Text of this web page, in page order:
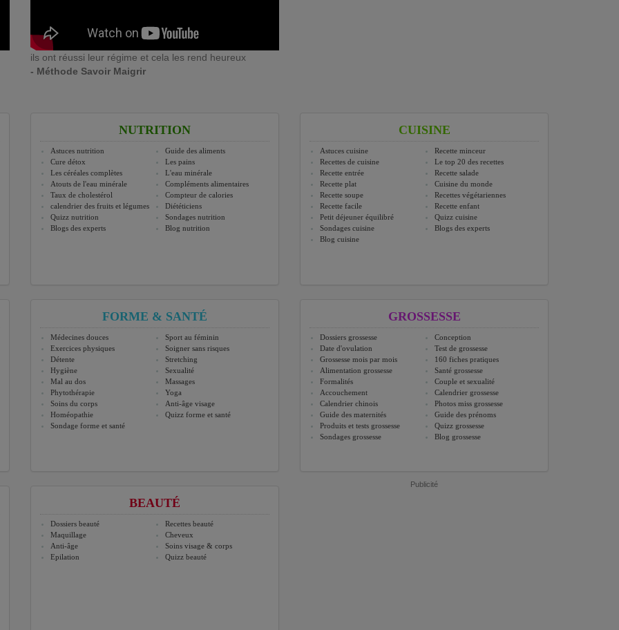
ils ont réussi leur régime et cela les rend heureux
- Méthode Savoir Maigrir
NUTRITION
Astuces nutrition
Guide des aliments
Cure détox
Les pains
Les céréales complètes
L'eau minérale
Atouts de l'eau minérale
Compléments alimentaires
Taux de cholestérol
Compteur de calories
calendrier des fruits et légumes
Diététiciens
Quizz nutrition
Sondages nutrition
Blogs des experts
Blog nutrition
CUISINE
Astuces cuisine
Recette minceur
Recettes de cuisine
Le top 20 des recettes
Recette entrée
Recette salade
Recette plat
Cuisine du monde
Recette soupe
Recettes végétariennes
Recette facile
Recette enfant
Petit déjeuner équilibré
Quizz cuisine
Sondages cuisine
Blogs des experts
Blog cuisine
FORME & SANTÉ
Médecines douces
Sport au féminin
Exercices physiques
Soigner sans risques
Détente
Stretching
Hygiène
Sexualité
Mal au dos
Massages
Phytothérapie
Yoga
Soins du corps
Anti-âge visage
Homéopathie
Quizz forme et santé
Sondage forme et santé
GROSSESSE
Dossiers grossesse
Conception
Date d'ovulation
Test de grossesse
Grossesse mois par mois
160 fiches pratiques
Alimentation grossesse
Santé grossesse
Formalités
Couple et sexualité
Accouchement
Calendrier grossesse
Calendrier chinois
Photos miss grossesse
Guide des maternités
Guide des prénoms
Produits et tests grossesse
Quizz grossesse
Sondages grossesse
Blog grossesse
BEAUTÉ
Dossiers beauté
Recettes beauté
Maquillage
Cheveux
Anti-âge
Soins visage & corps
Epilation
Quizz beauté
Publicité